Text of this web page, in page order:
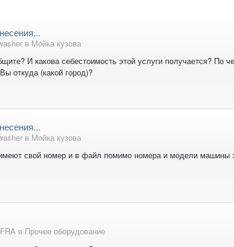
в Мойка кузова
И какова себестоимость этой услуги получается? По
откуда (какой город)?
в Мойка кузова
свой номер и в файл помимо номера и модели машины
в Прочее оборудование